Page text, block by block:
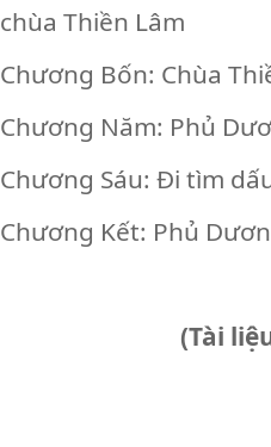
chùa Thiền Lâm
Chương Bốn: Chùa
Chương Năm: Phủ
Chương Sáu: Đi tìm
Chương Kết: Phủ
(Tài